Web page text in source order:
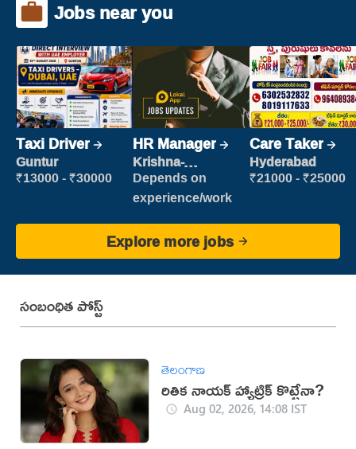
Jobs near you
Taxi Driver
Guntur
₹13000 - ₹30000
HR Manager
Krishna-
vijayawada
Depends on
experience/work
Care Taker
Hyderabad
₹21000 - ₹25000
Explore more jobs
సంబంధిత పోస్ట్
తెలంగాణ
రితిక నాయక్ హ్యాట్రిక్ కొట్టేనా?
Aug 02, 2026, 14:08 IST